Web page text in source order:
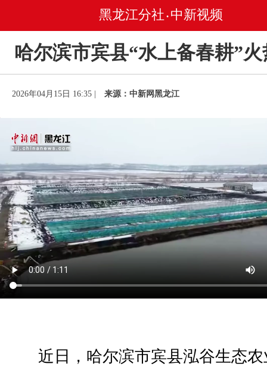
黑龙江分社 • 中新视频
哈尔滨市宾县“水上备春耕”
2026年04月15日 16:35 | 来源：中新网黑龙江
近日，哈尔滨市宾县泓谷生态农